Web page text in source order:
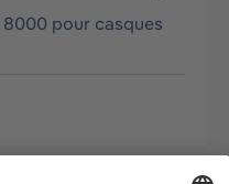
pour casques